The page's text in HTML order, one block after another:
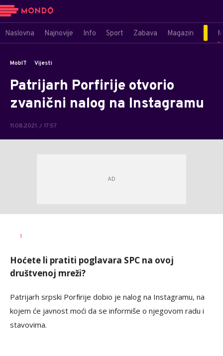
Naslovna Najnovije Info Sport Zabava Magazin
MobIT Vijesti
Patrijarh Porfirije otvorio
zvanični nalog na Instagramu
11.08.2021. / 17:57
AUTOR
1
Hoćete li pratiti poglavara SPC na ovoj
društvenoj mreži?
Patrijarh srpski Porfirije dobio je nalog na Instagramu, na
kojem će javnost moći da se informiše o njegovom radu i
stavovima.